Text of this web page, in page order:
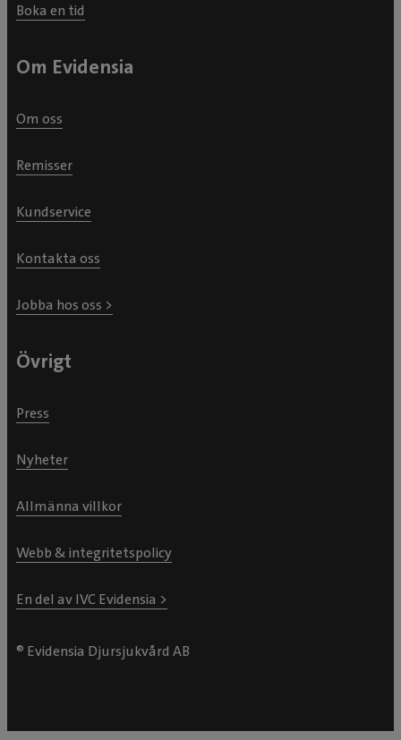
Boka en tid
Om Evidensia
Om oss
Remisser
Kundservice
Kontakta oss
Jobba hos oss >
Övrigt
Press
Nyheter
Allmänna villkor
Webb & integritetspolicy
En del av IVC Evidensia >
® Evidensia Djursjukvård AB